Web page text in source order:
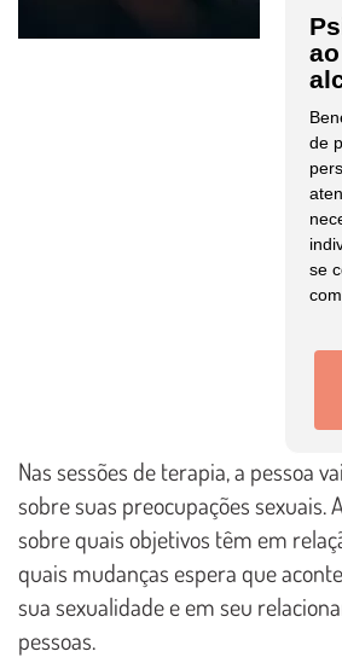
de
se
Nas sessões de terapia, a pessoa
sobre suas preocupações sexuais.
sobre quais objetivos têm em
quais mudanças espera que
sua sexualidade e em seu
pessoas.